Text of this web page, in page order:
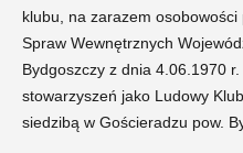
klubu, na zarazem osobowości
Spraw Wewnętrznych
Bydgoszczy z dnia 4.06.1970
stowarzyszeń jako Ludowy
siedzibą w Gościeradzu pow.